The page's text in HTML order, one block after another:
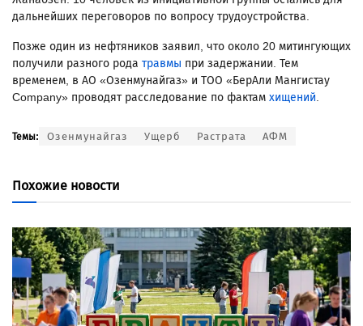
дальнейших переговоров по вопросу трудоустройства.
Позже один из нефтяников заявил, что около 20 митингующих
получили разного рода травмы при задержании. Тем
временем, в АО «Озенмунайгаз» и ТОО «БерАли Мангистау
Company» проводят расследование по фактам хищений.
Темы: Озенмунайгаз Ущерб Растрата АФМ
Похожие новости